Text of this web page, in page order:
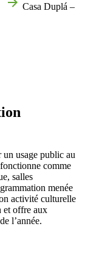
Casa Duplá –
usage public au
comme
salles
menée
activité culturelle
et offre aux
l’année.